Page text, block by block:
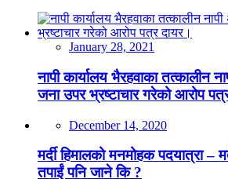
January 28, 2021
नापी कार्यालय भैरहवाका तत्कालीन
जना उपर भ्रष्टाचार गरेको आरोप
December 14, 2020
मर्दी हिमालको मनमोहक पदयात्रा –
तपाईं पनि जाने कि ?